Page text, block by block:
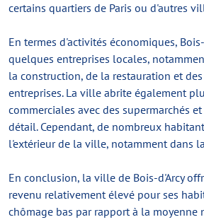
certains quartiers de Paris ou d'autres
En termes d'activités économiques,
quelques entreprises locales,
la construction, de la restauration et
entreprises. La ville abrite également
commerciales avec des supermarchés
détail. Cependant, de nombreux
l'extérieur de la ville, notamment dans
En conclusion, la ville de Bois-d'Arcy
revenu relativement élevé pour ses
chômage bas par rapport à la moyenne